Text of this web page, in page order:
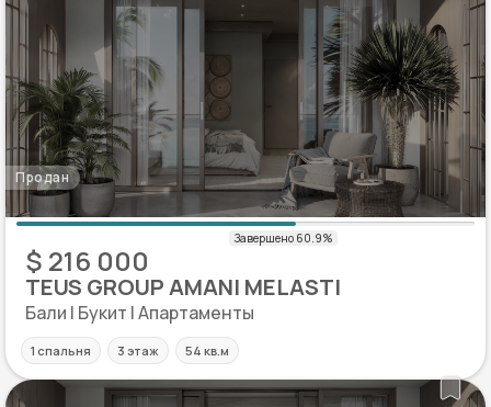
Продан
$ 216 000
TEUS GROUP AMANI MELASTI
Бали | Букит | Апартаменты
1 спальня 3 этаж 54 кв.м